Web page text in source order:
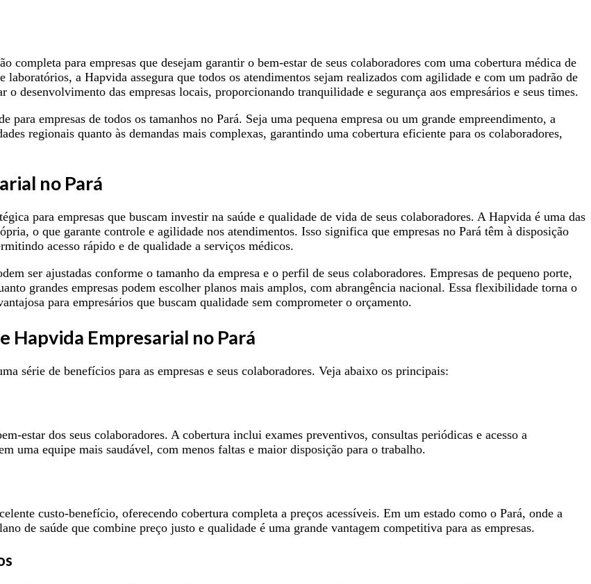
completa para empresas que desejam garantir o bem-estar de seus colaboradores com uma cobertura médica de
a Hapvida assegura que todos os atendimentos sejam realizados com agilidade e com um padrão de
desenvolvimento das empresas locais, proporcionando tranquilidade e segurança aos empresários e seus times.
empresas de todos os tamanhos no Pará. Seja uma pequena empresa ou um grande empreendimento, a
regionais quanto às demandas mais complexas, garantindo uma cobertura eficiente para os colaboradores,
no Pará
para empresas que buscam investir na saúde e qualidade de vida de seus colaboradores. A Hapvida é uma das
o que garante controle e agilidade nos atendimentos. Isso significa que empresas no Pará têm à disposição
acesso rápido e de qualidade a serviços médicos.
ser ajustadas conforme o tamanho da empresa e o perfil de seus colaboradores. Empresas de pequeno porte,
grandes empresas podem escolher planos mais amplos, com abrangência nacional. Essa flexibilidade torna o
para empresários que buscam qualidade sem comprometer o orçamento.
Hapvida Empresarial no Pará
série de benefícios para as empresas e seus colaboradores. Veja abaixo os principais:
estar dos seus colaboradores. A cobertura inclui exames preventivos, consultas periódicas e acesso a
uma equipe mais saudável, com menos faltas e maior disposição para o trabalho.
custo-benefício, oferecendo cobertura completa a preços acessíveis. Em um estado como o Pará, onde a
de saúde que combine preço justo e qualidade é uma grande vantagem competitiva para as empresas.